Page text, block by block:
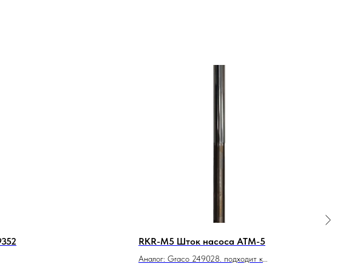
RKR-M5 Шток насоса ATМ-5
Аналог: Graco 249028. подходит к